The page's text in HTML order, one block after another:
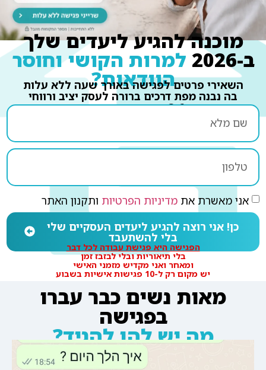
מוכנה להגיע ליעדים שלך
ב-2026 למרות הקושי וחוסר
הוודאות?
השאירי פרטים לפגישה באורך שעה ללא עלות
בה נבנה מפת דרכים ברורה לעסק יציב ורווחי
ב3-6 החודשים הקרובים:
אני מאשרת אתמדיניות הפרטיות ותקנון האתר
כן! אני רוצה להגיע ליעדים העסקיים שלי
בלי להשתעבד
הפגישה היא פגישת עבודה לכל דבר
בלי תיאוריות ובלי לבזבז זמן
ומאחר ואני מקדיש מזמני האישי
יש מקום רק ל-10 פגישות אישיות בשבוע
מאות נשים כבר עברו
בפגישה
מה יש להן להגיד?